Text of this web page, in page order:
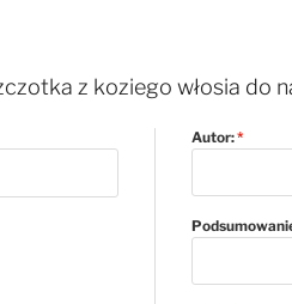
z koziego włosia do
Autor: